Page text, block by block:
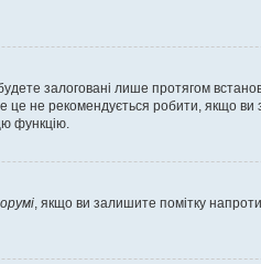
залоговані лише протягом
не рекомендується робити, якщо
функцію.
, якщо ви залишите помітку напроти